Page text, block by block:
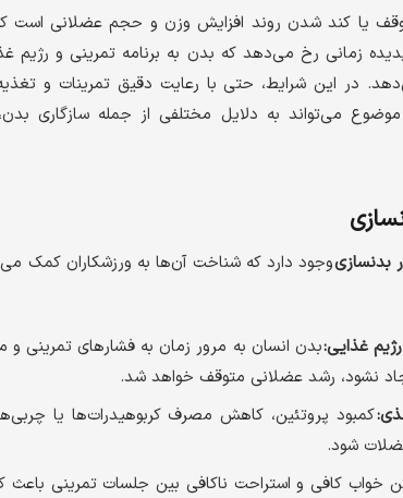
یا کند شدن روند افزایش وزن و حجم عضلانی است
زمانی رخ می‌دهد که بدن به برنامه تمرینی و رژیم
در این شرایط، حتی با رعایت دقیق تمرینات و
می‌تواند به دلایل مختلفی از جمله سازگاری
بدنسازیوجود دارد که شناخت آن‌ها به ورزشکاران کمک
غذایی:بدن انسان به مرور زمان به فشارهای تمرینی
نشود، رشد عضلانی متوقف خواهد شد.
کمبود پروتئین، کاهش مصرف کربوهیدرات‌ها یا
شود.
خواب کافی و استراحت ناکافی بین جلسات تمرینی باعث